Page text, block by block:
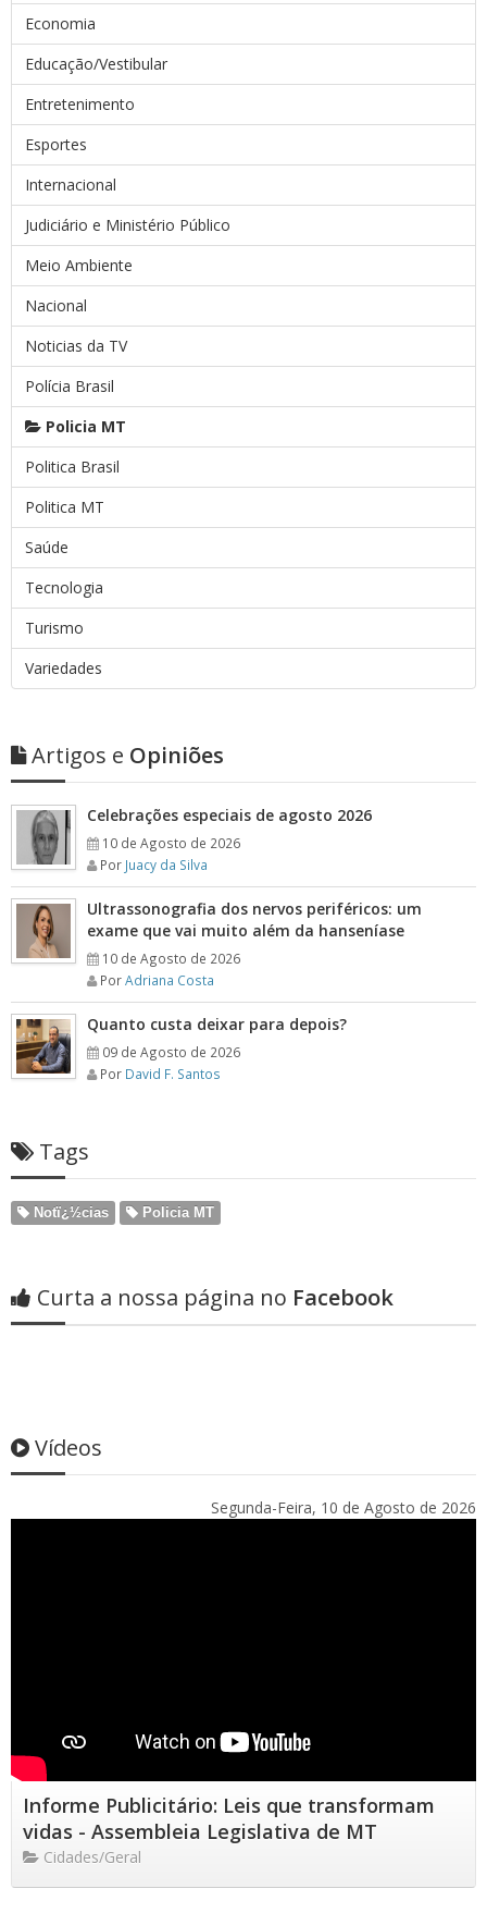
Economia
Educação/Vestibular
Entretenimento
Esportes
Internacional
Judiciário e Ministério Público
Meio Ambiente
Nacional
Noticias da TV
Polícia Brasil
Policia MT
Politica Brasil
Politica MT
Saúde
Tecnologia
Turismo
Variedades
Artigos e Opiniões
Celebrações especiais de agosto 2026
10 de Agosto de 2026
Por Juacy da Silva
Ultrassonografia dos nervos periféricos: um
exame que vai muito além da hanseníase
10 de Agosto de 2026
PorAdriana Costa
Quanto custa deixar para depois?
09 de Agosto de 2026
Por David F. Santos
Tags
Notï¿½cias Policia MT
Curta a nossa página no Facebook
Vídeos
Segunda-Feira, 10 de Agosto de 2026
Informe Publicitário: Leis que transformam
vidas - Assembleia Legislativa de MT
Cidades/Geral